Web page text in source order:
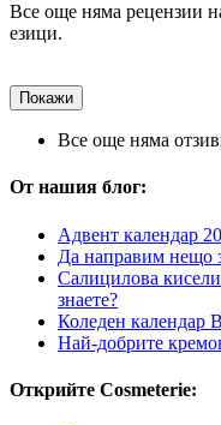
Все още няма рецензии
езици.
Покажи
Все още няма
От нашия блог:
Адвент календар
Да направим нещо
Салицилова
знаете?
Коледен календар
Най-добрите
Открийте Cosmeterie: